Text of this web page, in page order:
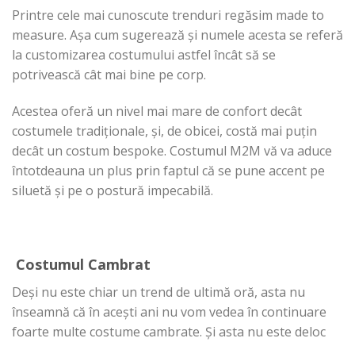
Printre cele mai cunoscute trenduri regăsim made to
measure. Așa cum sugerează și numele acesta se referă
la customizarea costumului astfel încât să se
potrivească cât mai bine pe corp.
Acestea oferă un nivel mai mare de confort decât
costumele tradiționale, și, de obicei, costă mai puțin
decât un costum bespoke. Costumul M2M vă va aduce
întotdeauna un plus prin faptul că se pune accent pe
siluetă și pe o postură impecabilă.
Costumul Cambrat
Deși nu este chiar un trend de ultimă oră, asta nu
înseamnă că în acești ani nu vom vedea în continuare
foarte multe costume cambrate. Și asta nu este deloc